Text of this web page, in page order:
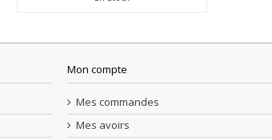
Mon compte
Mes commandes
Mes avoirs